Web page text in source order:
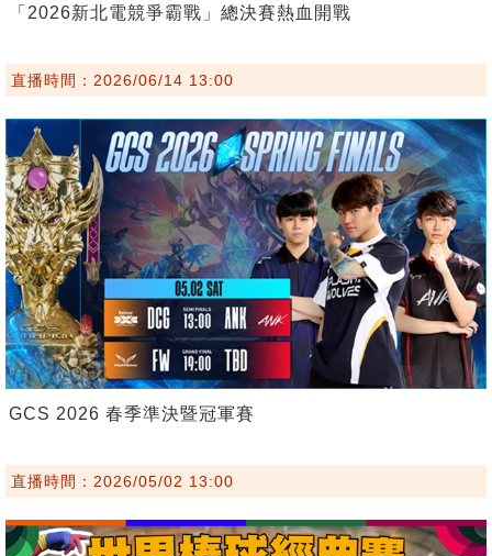
「2026新北電競爭霸戰」總決賽熱血開戰
直播時間：2026/06/14 13:00
GCS 2026 春季準決暨冠軍賽
直播時間：2026/05/02 13:00